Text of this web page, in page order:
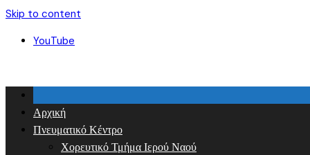
Skip to content
YouTube
Αρχική
Πνευματικό Κέντρο
Χορευτικό Τμήμα Ιερού Ναού